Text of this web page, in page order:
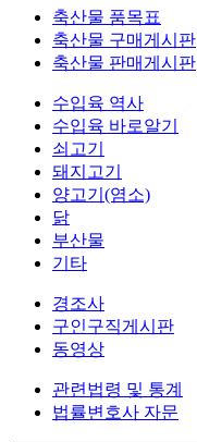
축산물 품목표
축산물 구매게시판
축산물 판매게시판
수입육 역사
수입육 바로알기
쇠고기
돼지고기
양고기(염소)
닭
부산물
기타
경조사
구인구직게시판
동영상
관련법령 및 통계
법률변호사 자문